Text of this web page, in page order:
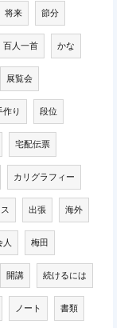
将来 節分
百人一首 かな
展覧会
作り 段位
宅配伝票
カリグラフィー
出張 海外
人 梅田
開講 続けるには
ノート 書類